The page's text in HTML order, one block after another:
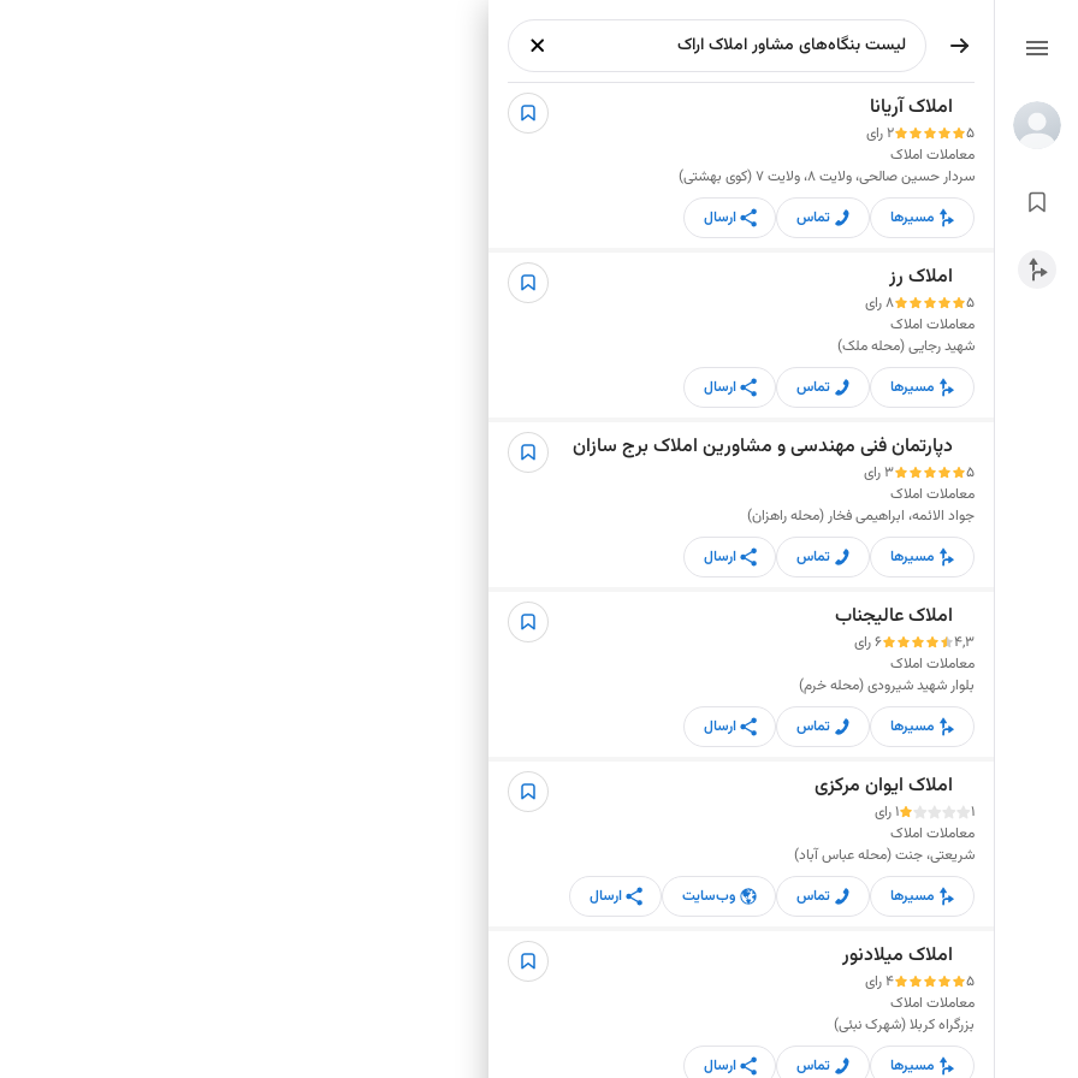
املاک آریانا
5
2 رای
معاملات املاک
سردار حسین صالحی، ولایت 8، ولایت 7 (کوی بهشتی)
مسیرها
تماس ارسال
املاک رز
5
8 رای
معاملات املاک
شهید رجایی (محله ملک)
مسیرها
تماس ارسال
دپارتمان فنی مهندسی و مشاورین املاک برج سازان
5
3 رای
معاملات املاک
جواد الائمه، ابراهیمی فخار (محله راهزان)
مسیرها
تماس ارسال
املاک عالیجناب
4,3
6 رای
معاملات املاک
بلوار شهید شیرودی (محله خرم)
مسیرها
تماس ارسال
املاک ایوان مرکزی
1
1 رای
معاملات املاک
شریعتی، جنت (محله عباس آباد)
مسیرها
تماس وب‌سایت ارسال
املاک میلادنور
5
4 رای
معاملات املاک
بزرگراه کربلا (شهرک نبئی)
مسیرها
تماس ارسال